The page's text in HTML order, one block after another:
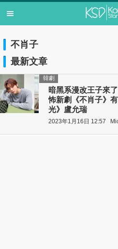
不肖子
最新文章
暗黑系漫改王子來
怖新劇《不肖子》
光》盧允瑞
韓劇
2023年1月16日 12:57